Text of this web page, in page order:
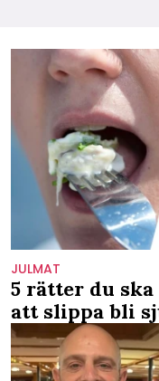
JULMAT
5 rätter du
att slippa bli